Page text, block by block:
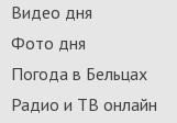
Видео дня
Фото дня
Погода в Бельцах
Радио и ТВ онлайн